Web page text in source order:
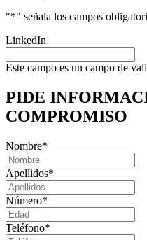
"*" señala los campos
LinkedIn
Este campo es un campo de
PIDE
COMPROMISO
Nombre*
Apellidos*
Número*
Teléfono*